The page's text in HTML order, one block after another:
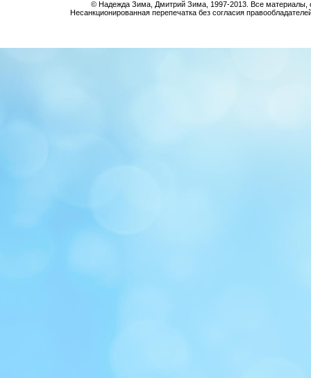
© Надежда Зима, Дмитрий Зима, 1997-2013. Все материалы,
Несанкционированная перепечатка без согласия